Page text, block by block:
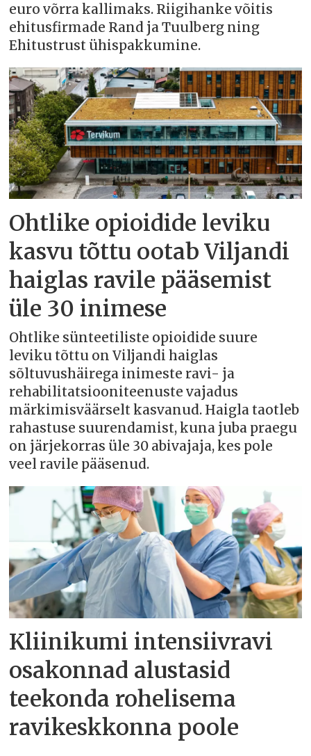
euro võrra kallimaks. Riigihanke võitis
ehitusfirmade Rand ja Tuulberg ning
Ehitustrust ühispakkumine.
Ohtlike opioidide leviku
kasvu tõttu ootab Viljandi
haiglas ravile pääsemist
üle 30 inimese
Ohtlike sünteetiliste opioidide suure
leviku tõttu on Viljandi haiglas
sõltuvushäirega inimeste ravi- ja
rehabilitatsiooniteenuste vajadus
märkimisväärselt kasvanud. Haigla taotleb
rahastuse suurendamist, kuna juba praegu
on järjekorras üle 30 abivajaja, kes pole
veel ravile pääsenud.
Kliinikumi intensiivravi
osakonnad alustasid
teekonda rohelisema
ravikeskkonna poole